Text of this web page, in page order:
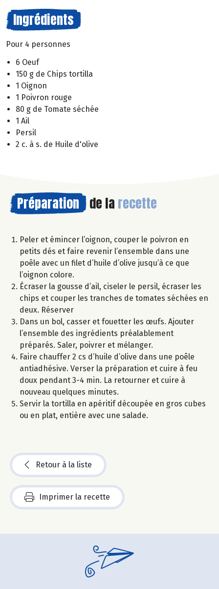
Ingrédients
Pour 4 personnes
6 Oeuf
150 g de Chips tortilla
1 Oignon
1 Poivron rouge
80 g de Tomate séchée
1 Ail
Persil
2 c. à s. de Huile d'olive
Préparation de la recette
Peler et émincer l’oignon, couper le poivron en
petits dés et faire revenir l’ensemble dans une
poêle avec un filet d’huile d’olive jusqu’à ce que
l’oignon colore.
Écraser la gousse d’ail, ciseler le persil, écraser les
chips et couper les tranches de tomates séchées en
deux. Réserver
Dans un bol, casser et fouetter les œufs. Ajouter
l’ensemble des ingrédients préalablement
préparés. Saler, poivrer et mélanger.
Faire chauffer 2 cs d’huile d’olive dans une poêle
antiadhésive. Verser la préparation et cuire à feu
doux pendant 3-4 min. La retourner et cuire à
nouveau quelques minutes.
Servir la tortilla en apéritif découpée en gros cubes
ou en plat, entière avec une salade.
Retour à la liste
Imprimer la recette